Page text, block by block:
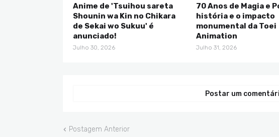
Anime de 'Tsuihou sareta
Shounin wa Kin no Chikara
de Sekai wo Sukuu' é
anunciado!
Julho 30, 2026
70 Anos de Magia e
história e o impacto
monumental da Toei
Animation
Julho 31, 2026
Postar um
Postagem Anterior